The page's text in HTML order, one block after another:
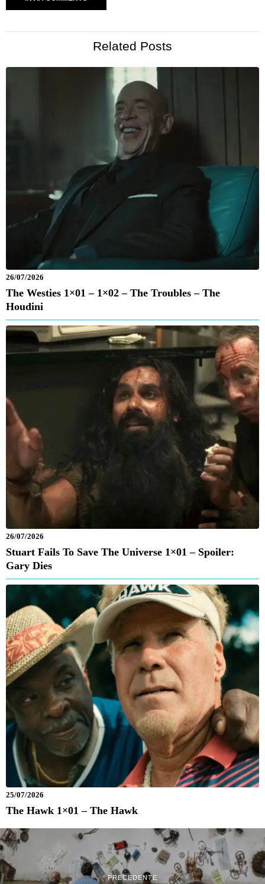
Related Posts
26/07/2026
The Westies 1×01 – 1×02 – The Troubles – The
Houdini
26/07/2026
Stuart Fails To Save The Universe 1×01 – Spoiler:
Gary Dies
25/07/2026
The Hawk 1×01 – The Hawk
PRECEDENTE